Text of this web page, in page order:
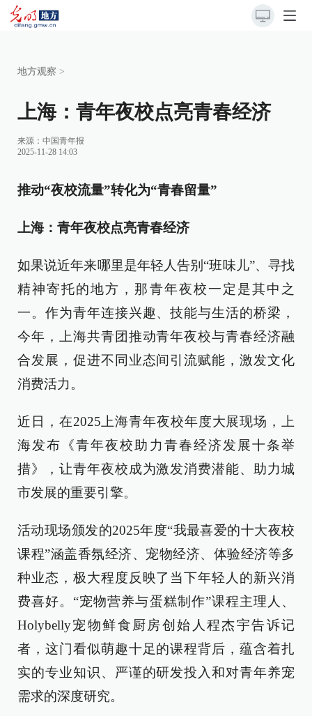
地方观察 >
上海：青年夜校点亮青春经济
来源： 中国青年报
2025-11-28 14:03
推动“夜校流量”转化为“青春留量”
上海：青年夜校点亮青春经济
如果说近年来哪里是年轻人告别“班味儿”、寻找
精神寄托的地方，那青年夜校一定是其中之
一。作为青年连接兴趣、技能与生活的桥梁，
今年，上海共青团推动青年夜校与青春经济融
合发展，促进不同业态间引流赋能，激发文化
消费活力。
近日，在2025上海青年夜校年度大展现场，上
海发布《青年夜校助力青春经济发展十条举
措》，让青年夜校成为激发消费潜能、助力城
市发展的重要引擎。
活动现场颁发的2025年度“我最喜爱的十大夜校
课程”涵盖香氛经济、宠物经济、体验经济等多
种业态，极大程度反映了当下年轻人的新兴消
费喜好。“宠物营养与蛋糕制作”课程主理人、
Holybelly宠物鲜食厨房创始人程杰宇告诉记
者，这门看似萌趣十足的课程背后，蕴含着扎
实的专业知识、严谨的研发投入和对青年养宠
需求的深度研究。